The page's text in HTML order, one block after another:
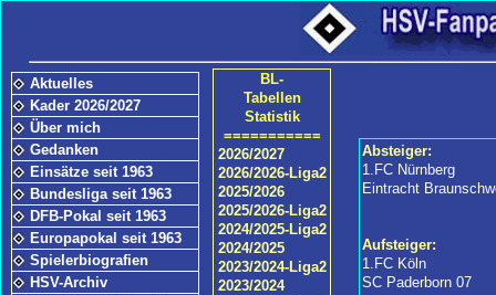
Aktuelles
Kader 2026/2027
Über mich
Gedanken
Einsätze seit 1963
Bundesliga seit 1963
DFB-Pokal seit 1963
Europapokal seit 1963
Spielerbiografien
HSV-Archiv
Absteiger:
1.FC Nürnberg
Eintracht
Aufsteiger:
1.FC Köln
SC Paderborn 07
BL-
Tabellen
Statistik
===========
2026/2027
2026/2026-Liga2
2025/2026
2025/2026-Liga2
2024/2025-Liga2
2024/2025
2023/2024-Liga2
2023/2024